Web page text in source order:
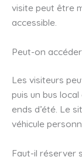
visite peut être
accessible.
Peut-on
Les visiteurs
puis un bus
ends d’été. Le
véhicule
Faut-il réserver